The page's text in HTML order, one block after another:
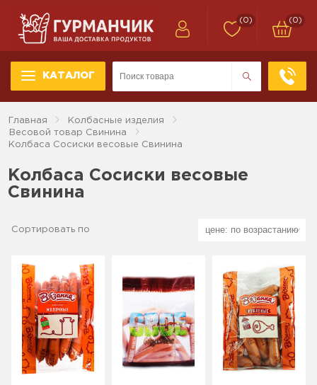
КАТАЛОГ
(0) (0)
Главная
Колбасные изделия
Весовой товар Свинина
Колбаса Сосиски весовые Свинина
Колбаса Сосиски весовые
Свинина
Сортировать по